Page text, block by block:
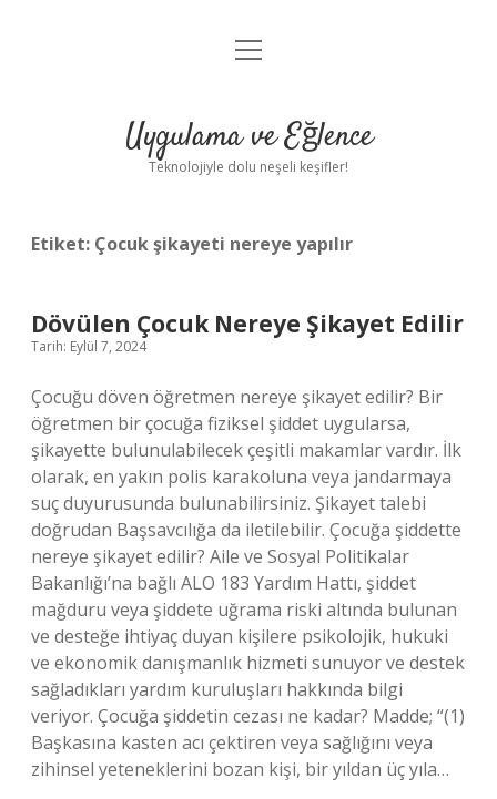
Anasayfa
Yasal Uyarı
menüyü
Uygulama ve Eğlence
Teknolojiyle dolu neşeli keşifler!
Etiket: Çocuk şikayeti nereye yapılır
Dövülen Çocuk Nereye Şikayet Edilir
Tarih: Eylül 7, 2024
Çocuğu döven öğretmen nereye şikayet edilir? Bir
öğretmen bir çocuğa fiziksel şiddet uygularsa,
şikayette bulunulabilecek çeşitli makamlar vardır. İlk
olarak, en yakın polis karakoluna veya jandarmaya
suç duyurusunda bulunabilirsiniz. Şikayet talebi
doğrudan Başsavcılığa da iletilebilir. Çocuğa şiddette
nereye şikayet edilir? Aile ve Sosyal Politikalar
Bakanlığı’na bağlı ALO 183 Yardım Hattı, şiddet
mağduru veya şiddete uğrama riski altında bulunan
ve desteğe ihtiyaç duyan kişilere psikolojik, hukuki
ve ekonomik danışmanlık hizmeti sunuyor ve destek
sağladıkları yardım kuruluşları hakkında bilgi
veriyor. Çocuğa şiddetin cezası ne kadar? Madde; “(1)
Başkasına kasten acı çektiren veya sağlığını veya
zihinsel yeteneklerini bozan kişi, bir yıldan üç yıla…